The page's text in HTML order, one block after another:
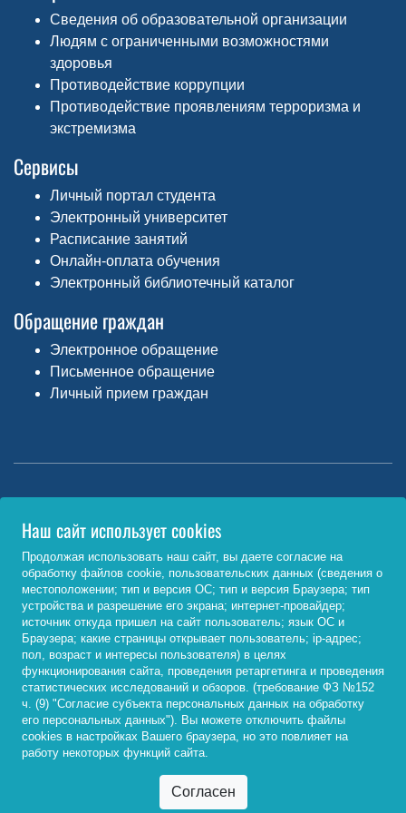
Сведения об образовательной организации
Людям с ограниченными возможностями
здоровья
Противодействие коррупции
Противодействие проявлениям терроризма и
экстремизма
Сервисы
Личный портал студента
Электронный университет
Расписание занятий
Онлайн-оплата обучения
Электронный библиотечный каталог
Обращение граждан
Электронное обращение
Письменное обращение
Личный прием граждан
Министерство науки и высшего образования РФ
http://www.minobrnauki.gov.ru/
Министерство просвещения РФ
https://edu.gov.ru/
Федеральный портал «Российское образование»
http://www.edu.ru/
© 2026, ФГБОУ ВО «Байкальский государственный
университет»
Наш сайт использует cookies
Продолжая использовать наш сайт, вы даете согласие на
обработку файлов cookie, пользовательских данных (сведения о
местоположении; тип и версия ОС; тип и версия Браузера; тип
устройства и разрешение его экрана; интернет-провайдер;
источник откуда пришел на сайт пользователь; язык ОС и
Браузера; какие страницы открывает пользователь; ip-адрес;
пол, возраст и интересы пользователя) в целях
функционирования сайта, проведения ретаргетинга и проведения
статистических исследований и обзоров. (требование ФЗ №152
ч. (9) "Согласие субъекта персональных данных на обработку
его персональных данных"). Вы можете отключить файлы
cookies в настройках Вашего браузера, но это повлияет на
работу некоторых функций сайта.